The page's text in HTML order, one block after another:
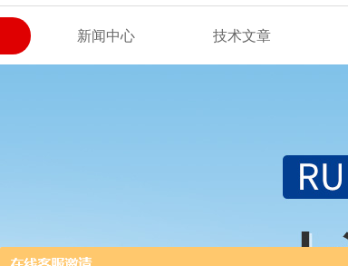
新闻中心 技术文章